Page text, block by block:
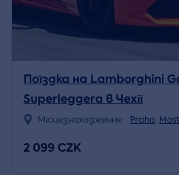
Поїздка на Lamborghini
Superleggera в Чехії
Місцезнаходження: Praha, Most
2 099 CZK